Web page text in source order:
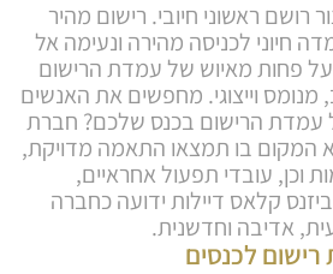
רושם ראשוני חיובי. רישום מהיר
חיוני לכניסה מהירה ונעימה אל
פחות מאיוש של עמדת הרישום
מנומס וייצוגי. מחפשים את האנשים
עמדת הרישום בכנס שלכם? חברת
המקום בו תמצאו התאמה מדויקת,
וכן, עובדי תפעול אחראיים,
קלאס דיילות ידועה כחברה
אדיבה וחדשנית.
רישום לכנסים